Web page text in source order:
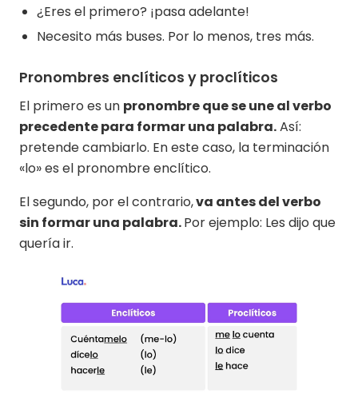
¿Eres el primero? ¡pasa adelante!
Necesito más buses. Por lo menos, tres más.
Pronombres enclíticos y proclíticos
El primero es un pronombre que se une al verbo
precedente para formar una palabra.Así:
pretende cambiarlo. En este caso, la terminación
«lo» es el pronombre enclítico.
El segundo, por el contrario,va antes del verbo
sin formar una palabra.Por ejemplo: Les dijo que
quería ir.